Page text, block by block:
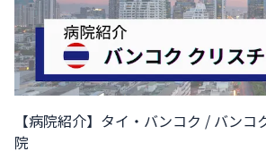
【病院紹介】タイ・バンコク / バンコ
院